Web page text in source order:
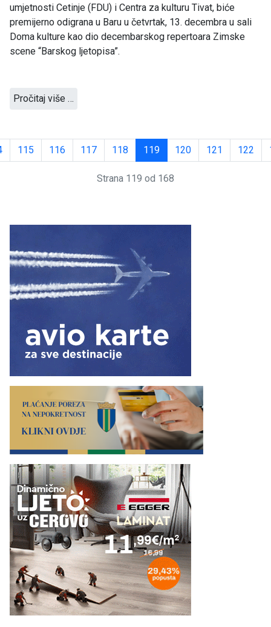
umjetnosti Cetinje (FDU) i Centra za kulturu Tivat, biće
premijerno odigrana u Baru u četvrtak, 13. decembra u sali
Doma kulture kao dio decembarskog repertoara Zimske
scene “Barskog ljetopisa”.
Pročitaj više …
115 116 117 118 119 120 121 122
Strana 119 od 168